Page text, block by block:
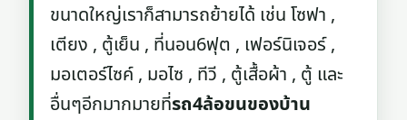
ขนาดใหญ่เราก็สามารถย้ายได้ เช่น โซฟา ,
เตียง , ตู้เย็น , ที่นอน6ฟุต , เฟอร์นิเจอร์ ,
มอเตอร์ไซค์ , มอไซ , ทีวี , ตู้เสื้อผ้า , ตู้ และ
อื่นๆอีกมากมายที่รถ4ล้อขนของบ้าน